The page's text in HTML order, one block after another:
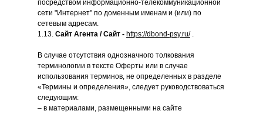
посредством информационно-телекоммуникационной
сети "Интернет" по доменным именам и (или) по
сетевым адресам.
1.13. Сайт Агента / Сайт - https://dbond-psy.ru/.
В случае отсутствия однозначного толкования
терминологии в тексте Оферты или в случае
использования терминов, не определенных в разделе
«Термины и определения», следует руководствоваться
следующим:
– в материалами, размещенными на сайте